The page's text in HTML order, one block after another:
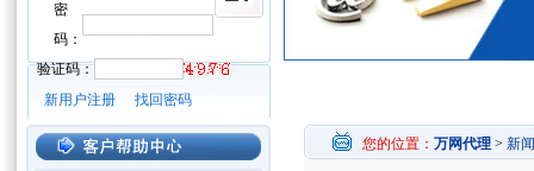
密
码：
验证码：
新用户注册
找回密码
您的位置： 万网代理 > 新